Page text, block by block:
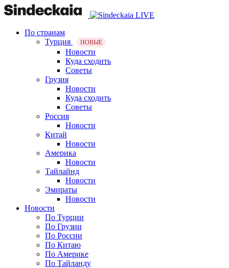
По странам
Турция
НОВЫЕ
Новости
Куда сходить
Советы
Грузия
Новости
Куда сходить
Советы
Россия
Новости
Китай
Новости
Америка
Новости
Тайлайнд
Новости
Эмираты
Новости
Новости
По Турции
По Грузии
По России
По Китаю
По Америке
По Тайланду